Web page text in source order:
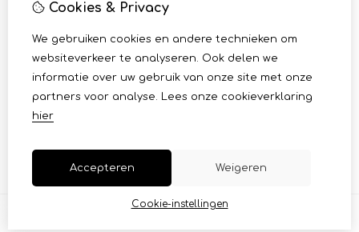
Kip bezorgen en afhalen
Mijn account
Klantenservice
Contact
Cookies & Privacy
We gebruiken cookies en andere technieken om
websiteverkeer te analyseren. Ook delen we
informatie over uw gebruik van onze site met onze
partners voor analyse. Lees onze cookieverklaring
hier
Accepteren Weigeren
Cookie-instellingen